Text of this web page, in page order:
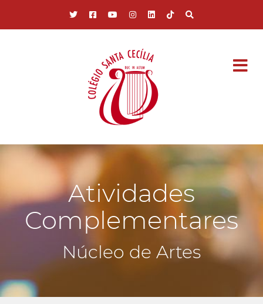
Atividades
Complementares
Núcleo de Artes